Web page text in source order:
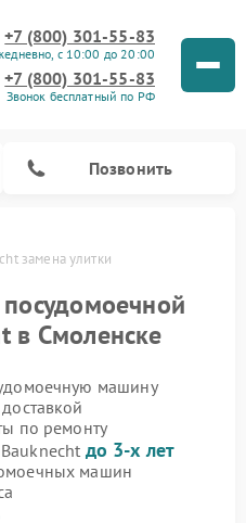
+7 (800) 301-55-83
с 10:00 до 20:00
+7 (800) 301-55-83
Звонок бесплатный по РФ
Позвонить
замена улитки
в Смоленске
машину
по ремонту
до 3-х лет
машин